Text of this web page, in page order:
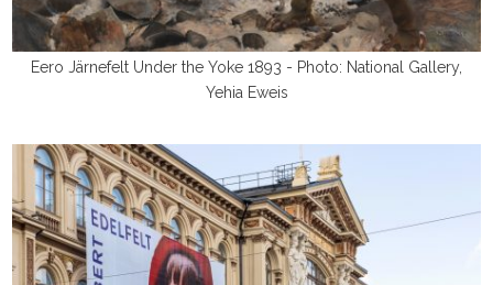
Eero Järnefelt Under the Yoke 1893 - Photo: National Gallery,
Yehia Eweis